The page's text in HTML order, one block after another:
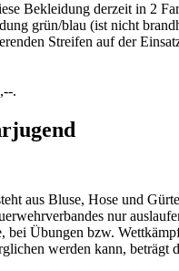
Bekleidung derzeit in 2
grün/blau (ist nicht
Streifen auf der
.
aus Bluse, Hose und
nur
Übungen bzw.
werden kann,